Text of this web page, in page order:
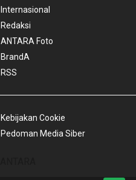
Internasional
Redaksi
ANTARA Foto
BrandA
RSS
Kebijakan Cookie
Pedoman Media Siber